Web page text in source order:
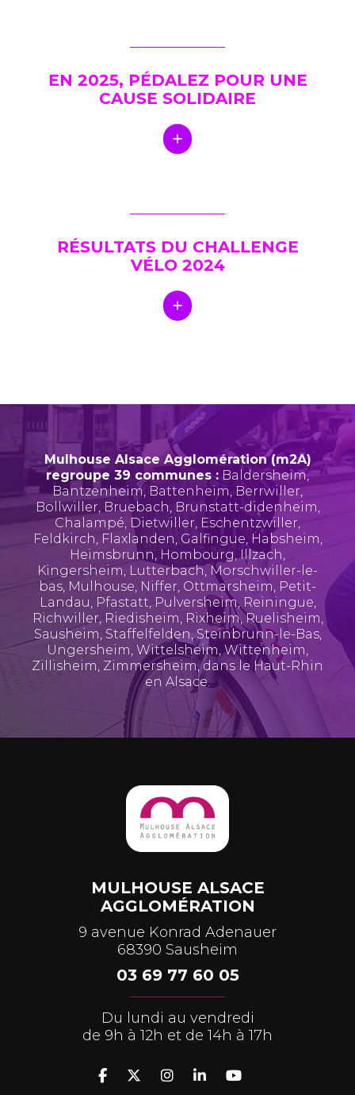
EN 2025, PÉDALEZ POUR UNE
CAUSE SOLIDAIRE
RÉSULTATS DU CHALLENGE
VÉLO 2024
Mulhouse Alsace Agglomération (m2A)
regroupe 39 communes : Baldersheim,
Bantzenheim, Battenheim, Berrwiller,
Bollwiller, Bruebach,Brunstatt-didenheim,
Chalampé, Dietwiller, Eschentzwiller,
Feldkirch, Flaxlanden,Galfingue, Habsheim,
Heimsbrunn, Hombourg,Illzach,
Kingersheim, Lutterbach, Morschwiller-le-
bas, Mulhouse, Niffer, Ottmarsheim, Petit-
Landau, Pfastatt, Pulversheim, Reiningue,
Richwiller, Riedisheim, Rixheim,Ruelisheim,
Sausheim, Staffelfelden, Steinbrunn-le-Bas,
Ungersheim, Wittelsheim,Wittenheim,
Zillisheim, Zimmersheim, dans le Haut-Rhin
en Alsace.
MULHOUSE ALSACE
AGGLOMÉRATION
9 avenue Konrad Adenauer
68390 Sausheim
03 69 77 60 05
Du lundi au vendredi
de 9h à 12h et de 14h à 17h